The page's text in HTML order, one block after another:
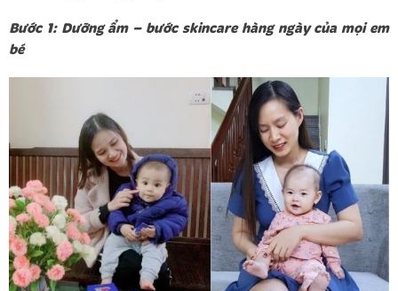
Bước 1: Dưỡng ẩm – bước skincare hàng ngày của mọi em
bé